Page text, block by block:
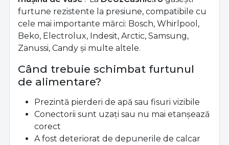
furtune rezistente la presiune, compatibile cu
cele mai importante mărci: Bosch, Whirlpool,
Beko, Electrolux, Indesit, Arctic, Samsung,
Zanussi, Candy și multe altele.
Când trebuie schimbat furtunul
de alimentare?
Prezintă pierderi de apă sau fisuri vizibile
Conectorii sunt uzați sau nu mai etanșează
corect
A fost deteriorat de depunerile de calcar